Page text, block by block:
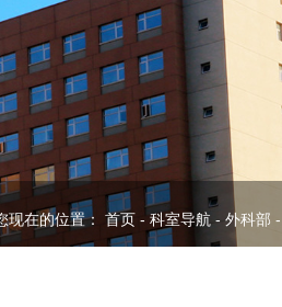
现在的位置： 首页 - 科室导航 - 外科部 -